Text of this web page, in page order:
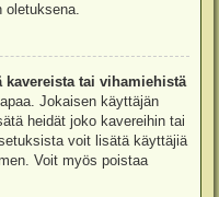
oletuksena.
tai vihamiehistä
Jokaisen käyttäjän
heidät joko kavereihin tai
voit lisätä käyttäjiä
Voit myös poistaa